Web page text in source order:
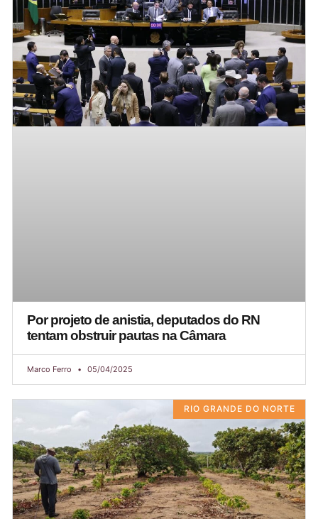
Por projeto de anistia, deputados do RN
tentam obstruir pautas na Câmara
Marco Ferro 05/04/2025
RIO GRANDE DO NORTE